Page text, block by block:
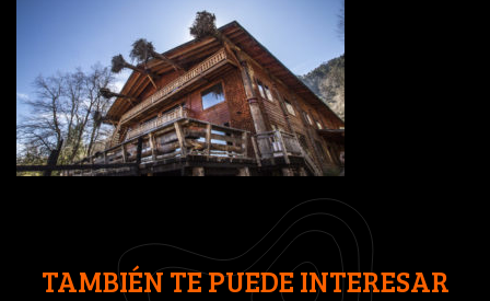
TAMBIÉN TE PUEDE INTERESAR